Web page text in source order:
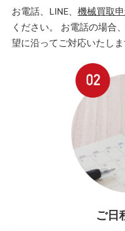
お電話、LINE、 機械買取
ください。 お電話の場合
望に沿ってご対応いたしま
ご日